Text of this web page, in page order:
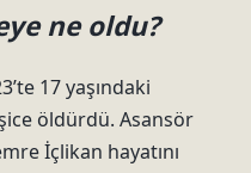
ne oldu?
17 yaşındaki
öldürdü. Asansör
İçlikan hayatını